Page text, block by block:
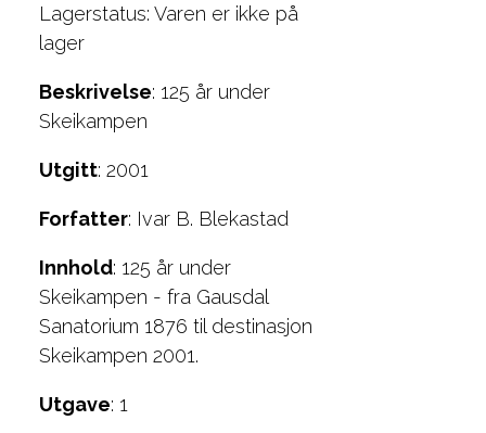
Lagerstatus: Varen er ikke på
lager
Beskrivelse: 125 år under
Skeikampen
Utgitt: 2001
Forfatter: Ivar B. Blekastad
Innhold: 125 år under
Skeikampen - fra Gausdal
Sanatorium 1876 til destinasjon
Skeikampen 2001.
Utgave: 1